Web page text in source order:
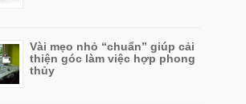
Vài mẹo nhỏ “chuẩn” giúp cải
thiện góc làm việc hợp phong
thủy